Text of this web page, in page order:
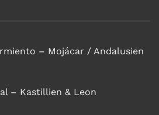
– Mojácar / Andalusien
– Kastillien & Leon